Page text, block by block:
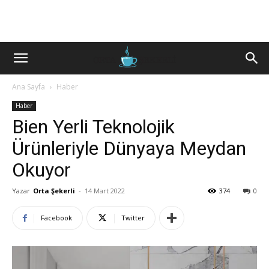
Ana Sayfa Haber
Haber
Bien Yerli Teknolojik
Ürünleriyle Dünyaya Meydan
Okuyor
Yazar Orta Şekerli - 14 Mart 2022 0
374
Facebook Twitter